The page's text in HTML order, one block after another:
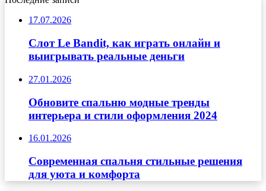
17.07.2026
Слот Le Bandit, как играть онлайн и
выигрывать реальные деньги
27.01.2026
Обновите спальню модные тренды
интерьера и стили оформления 2024
16.01.2026
Современная спальня стильные решения
для уюта и комфорта